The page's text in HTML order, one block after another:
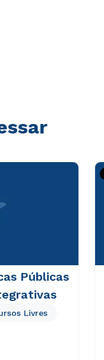
Públicas
Livres